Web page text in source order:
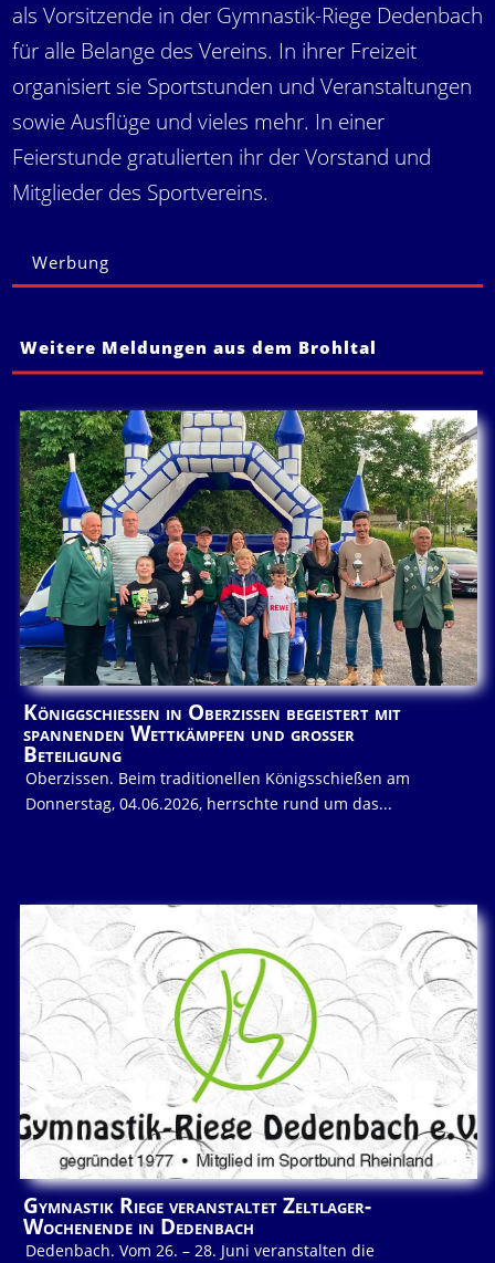
als Vorsitzende in der Gymnastik-Riege Dedenbach
für alle Belange des Vereins. In ihrer Freizeit
organisiert sie Sportstunden und Veranstaltungen
sowie Ausflüge und vieles mehr. In einer
Feierstunde gratulierten ihr der Vorstand und
Mitglieder des Sportvereins.
Werbung
Weitere Meldungen aus dem Brohltal
Königgschießen in Oberzissen begeistert mit
spannenden Wettkämpfen und großer
Beteiligung
Oberzissen. Beim traditionellen Königsschießen am
Donnerstag, 04.06.2026, herrschte rund um das...
Gymnastik Riege veranstaltet Zeltlager-
Wochenende in Dedenbach
Dedenbach. Vom 26. – 28. Juni veranstalten die